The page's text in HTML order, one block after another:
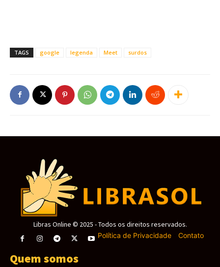
TAGS google legenda Meet surdos
Libras Online © 2025 - Todos os direitos reservados.
Política de Privacidade- Contato
Quem somos